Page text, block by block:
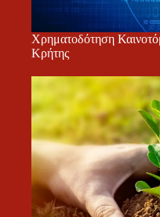
Χρηματοδότηση
Κρήτης